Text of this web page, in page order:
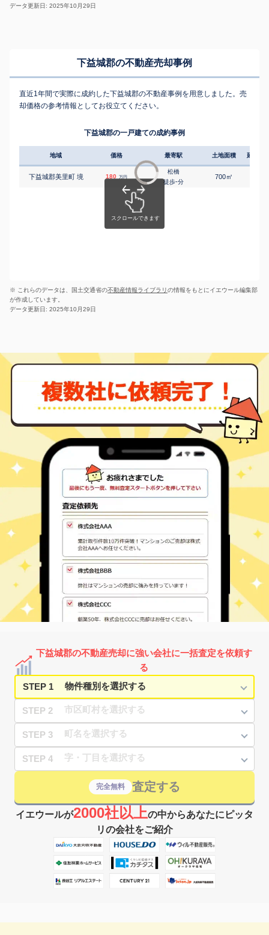
データ更新日: 2025年10月29日
下益城郡の不動産売却事例
直近1年間で実際に成約した下益城郡の不動産事例を用意しました。売
却価格の参考情報としてお役立てください。
下益城郡の一戸建ての成約事例
地域 価格 最寄駅 土地面積 延床面
下益城郡美里町 境 180 万円
松橋
徒歩-分
700㎡
※ これらのデータは、国土交通省の不動産情報ライブラリの情報をもとにイエウール編集部
が作成しています。
データ更新日: 2025年10月29日
下益城郡の不動産売却に強い会社に一括査定を依頼す
る
STEP 1
STEP 2
STEP 3
STEP 4
完全無料 査定する
イエウールが2000社以上の中からあなたにピッタ
リの会社をご紹介